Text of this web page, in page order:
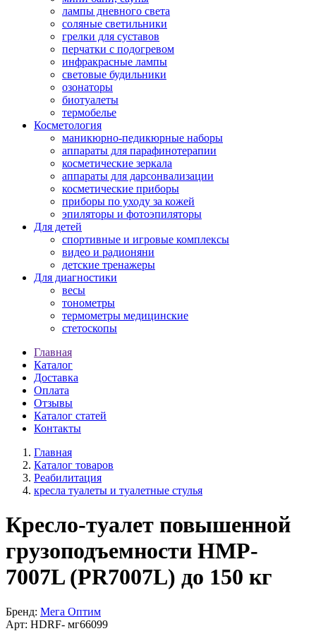
лампы дневного света
соляные светильники
грелки для суставов
перчатки с подогревом
инфракрасные лампы
световые будильники
озонаторы
биотуалеты
термобелье
Косметология
маникюрно-педикюрные наборы
аппараты для парафинотерапии
косметические зеркала
аппараты для дарсонвализации
косметические приборы
приборы по уходу за кожей
эпиляторы и фотоэпиляторы
Для детей
спортивные и игровые комплексы
видео и радионяни
детские тренажеры
Для диагностики
весы
тонометры
термометры медицинские
стетоскопы
Главная
Каталог
Доставка
Оплата
Отзывы
Каталог статей
Контакты
Главная
Каталог товаров
Реабилитация
кресла туалеты и туалетные стулья
Кресло-туалет повышенной
грузоподъемности HMP-
7007L (PR7007L) до 150 кг
Бренд: Мега Оптим
Арт: HDRF- мг66099